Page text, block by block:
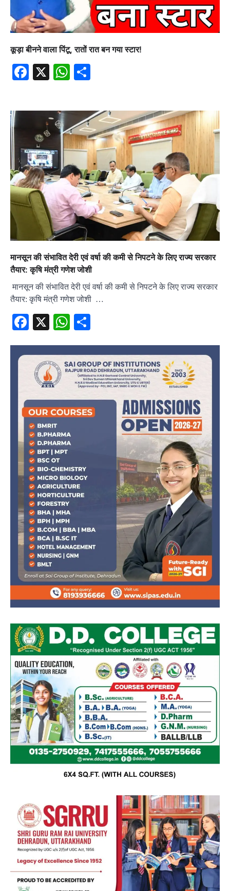
कूड़ा बीनने वाला पिंटू, रातों रात बन गया स्टार!
Facebook
X WhatsApp
मानसून की संभावित देरी एवं वर्षा की कमी से निपटने के लिए राज्य सरकार
तैयार: कृषि मंत्री गणेश जोशी
मानसून की संभावित देरी एवं वर्षा की कमी से निपटने के लिए राज्य सरकार
तैयार: कृषि मंत्री गणेश जोशी …
Facebook
X WhatsApp